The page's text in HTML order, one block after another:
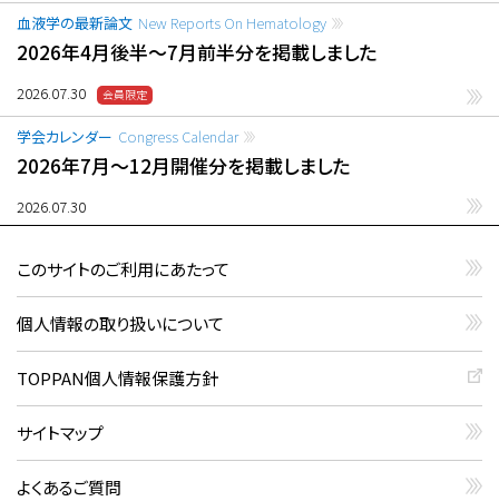
血液学の最新論文 New Reports On Hematology
2026年4月後半〜7月前半分を掲載しました
2026.07.30
学会カレンダー Congress Calendar
2026年7月〜12月開催分を掲載しました
2026.07.30
このサイトのご利用にあたって
個人情報の取り扱いについて
TOPPAN個人情報保護方針
サイトマップ
よくあるご質問